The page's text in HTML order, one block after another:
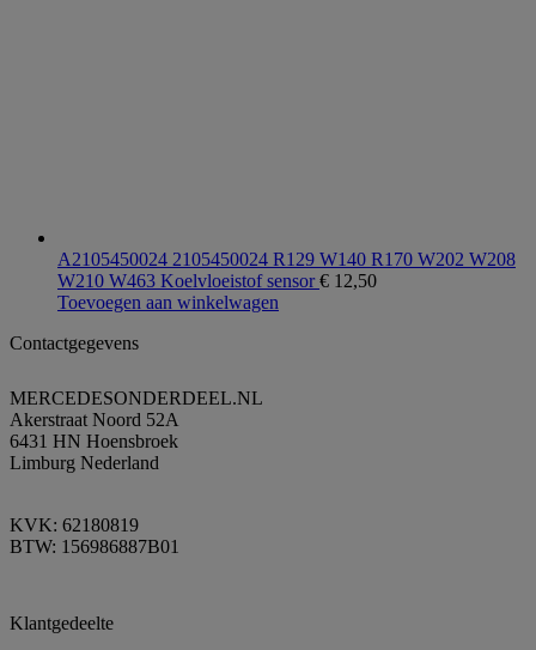
A2105450024 2105450024 R129 W140 R170 W202 W208
W210 W463 Koelvloeistof sensor€ 12,50
Toevoegen aan winkelwagen
Contactgegevens
MERCEDESONDERDEEL.NL
Akerstraat Noord 52A
6431 HN Hoensbroek
Limburg Nederland
KVK: 62180819
BTW: 156986887B01
Klantgedeelte